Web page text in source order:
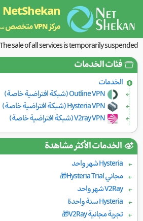
NetShekan
مركز VPN متخصص
The sale of all services is temporarily suspended.
فئات الخدمات
الخدمات
Outline VPN (شبكة افتراضية خاصة)
Hysteria VPN (شبكة افتراضية خاصة)
V2ray VPN (شبكة افتراضية خاصة)
الخدمات الأكثر مشاهدة
Hysteria شهر واحد
مجاني Hysteria Trial🎁
V2Ray شهر واحد
Hysteria سنة واحدة
تجربة مجانية V2Ray🎁